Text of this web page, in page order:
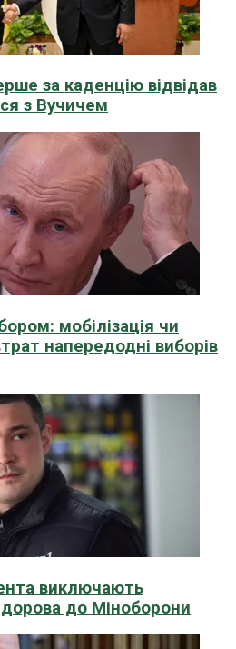
за каденцію відвідав
з Вучичем
мобілізація чи
напередодні виборів
виключають
до Міноборони